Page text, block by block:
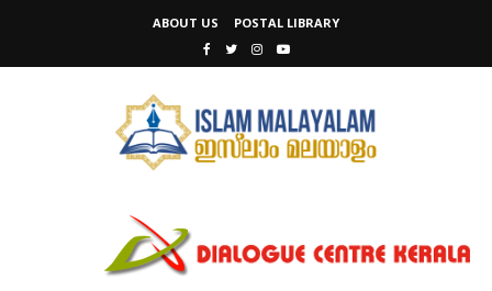
ABOUT US POSTAL LIBRARY